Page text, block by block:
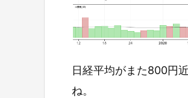
日経平均がまた800円
ね。